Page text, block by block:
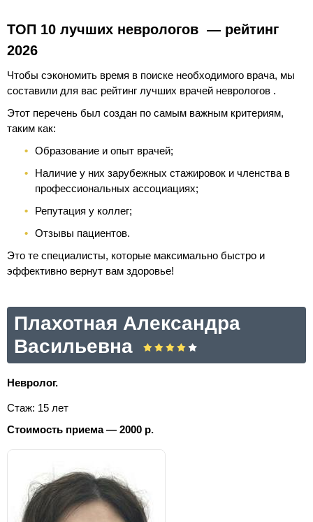
ТОП 10 лучших неврологов — рейтинг
2026
Чтобы сэкономить время в поиске необходимого врача, мы
составили для вас рейтинг лучших врачей неврологов .
Этот перечень был создан по самым важным критериям,
таким как:
Образование и опыт врачей;
Наличие у них зарубежных стажировок и членства в
профессиональных ассоциациях;
Репутация у коллег;
Отзывы пациентов.
Это те специалисты, которые максимально быстро и
эффективно вернут вам здоровье!
Плахотная Александра
Васильевна
Невролог.
Стаж: 15 лет
Стоимость приема — 2000 р.